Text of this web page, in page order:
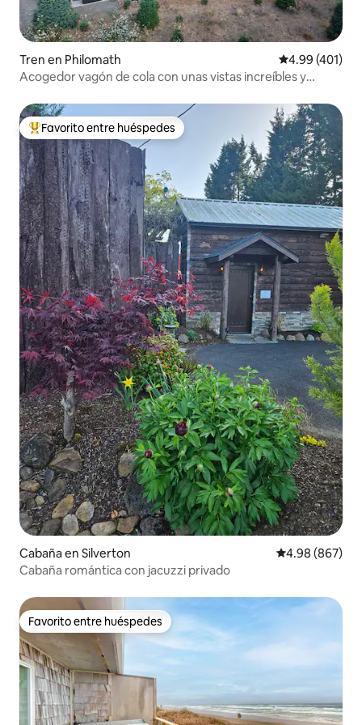
Tren en Philomath Calificación
4.99 (401)
Acogedor vagón de cola con unas vistas increíbles y
Favorito entre huéspedes preferido
Favorito entre huéspedes
Cabaña en Silverton Calificación
4.98 (867)
Cabaña romántica con jacuzzi privado
Favorito entre huéspedes
Favorito entre huéspedes